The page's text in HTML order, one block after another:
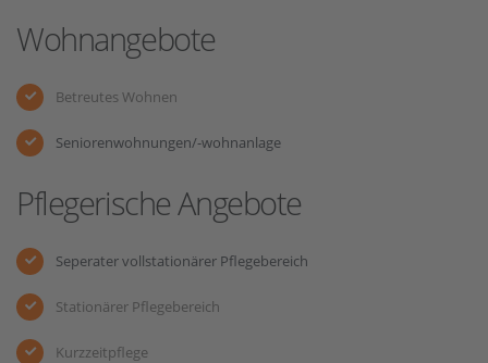
Wohnangebote
Betreutes Wohnen
Seniorenwohnungen/-wohnanlage
Pflegerische Angebote
Seperater vollstationärer Pflegebereich
Stationärer Pflegebereich
Kurzzeitpflege